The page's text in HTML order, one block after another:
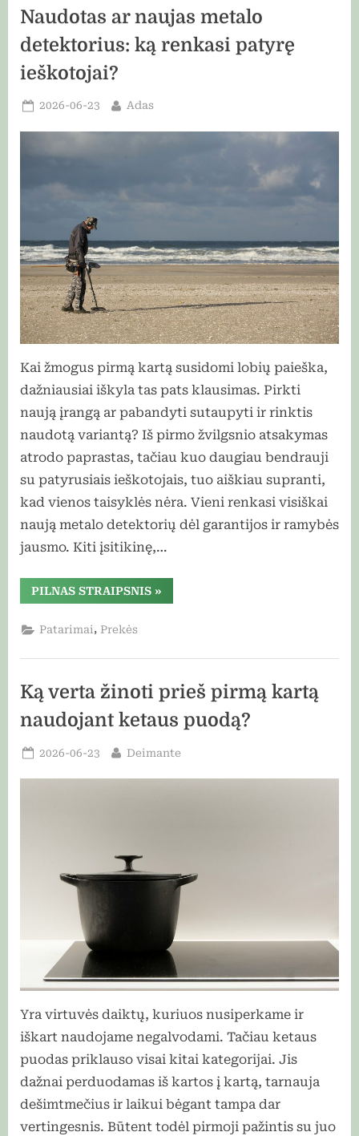
Naudotas ar naujas metalo
detektorius: ką renkasi patyrę
ieškotojai?
Posted
2026-06-23 By
Adas
Kai žmogus pirmą kartą susidomi lobių paieška,
dažniausiai iškyla tas pats klausimas. Pirkti
naują įrangą ar pabandyti sutaupyti ir rinktis
naudotą variantą? Iš pirmo žvilgsnio atsakymas
atrodo paprastas, tačiau kuo daugiau bendrauji
su patyrusiais ieškotojais, tuo aiškiau supranti,
kad vienos taisyklės nėra. Vieni renkasi visiškai
naują metalo detektorių dėl garantijos ir ramybės
jausmo. Kiti įsitikinę,…
PILNAS STRAIPSNIS“Naudotas
ar
renkasi
»
Patarimai, Prekės
Ką verta žinoti prieš pirmą kartą
naudojant ketaus puodą?
Posted
2026-06-23 By
Deimante
Yra virtuvės daiktų, kuriuos nusiperkame ir
iškart naudojame negalvodami. Tačiau ketaus
puodas priklauso visai kitai kategorijai. Jis
dažnai perduodamas iš kartos į kartą, tarnauja
dešimtmečius ir laikui bėgant tampa dar
vertingesnis. Būtent todėl pirmoji pažintis su juo